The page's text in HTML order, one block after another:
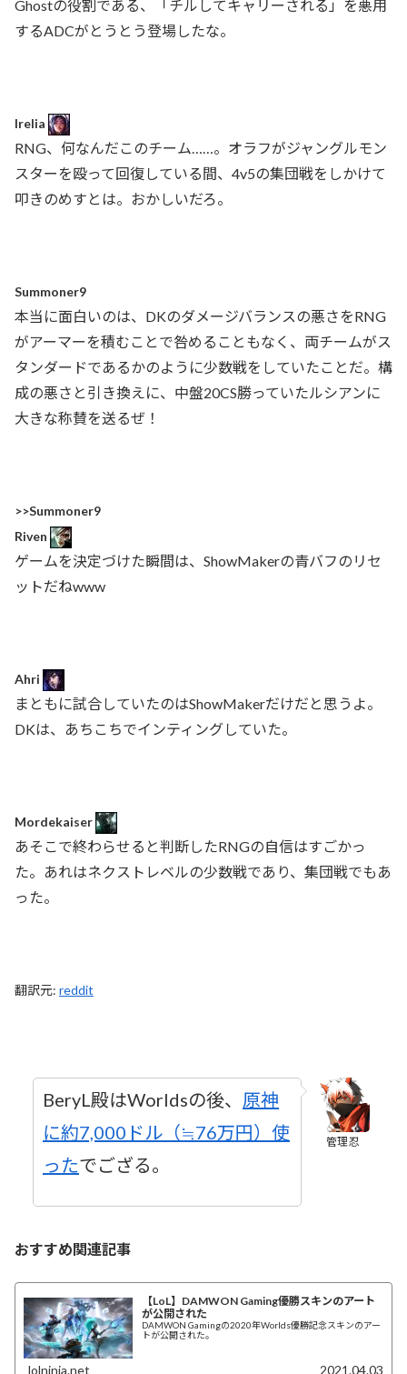
Ghostの役割である、「チルしてキャリーされる」を悪用
するADCがとうとう登場したな。
Irelia
RNG、何なんだこのチーム……。オラフがジャングルモン
スターを殴って回復している間、4v5の集団戦をしかけて
叩きのめすとは。おかしいだろ。
Summoner9
本当に面白いのは、DKのダメージバランスの悪さをRNG
がアーマーを積むことで咎めることもなく、両チームがス
タンダードであるかのように少数戦をしていたことだ。構
成の悪さと引き換えに、中盤20CS勝っていたルシアンに
大きな称賛を送るぜ！
>>Summoner9
Riven
ゲームを決定づけた瞬間は、ShowMakerの青バフのリセ
ットだねwww
Ahri
まともに試合していたのはShowMakerだけだと思うよ。
DKは、あちこちでインティングしていた。
Mordekaiser
あそこで終わらせると判断したRNGの自信はすごかっ
た。あれはネクストレベルの少数戦であり、集団戦でもあ
った。
翻訳元: reddit
管理忍
BeryL殿はWorldsの後、 原神
に約7,000ドル（≒76万円）使
ったでござる。
おすすめ関連記事
【LoL】DAMWON Gaming優勝スキンのアート
が公開された
DAMWON Gamingの2020年Worlds優勝記念スキンのアー
トが公開された。
lolninja.net 2021.04.03